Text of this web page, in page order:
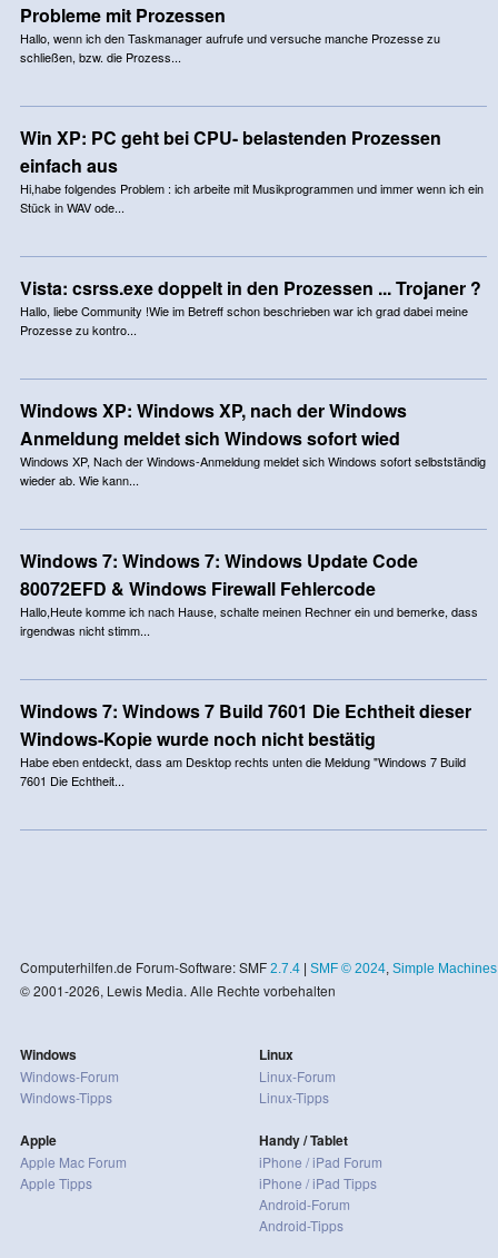
Probleme mit Prozessen
Hallo, wenn ich den Taskmanager aufrufe und versuche manche Prozesse zu
schließen, bzw. die Prozess...
Win XP: PC geht bei CPU- belastenden Prozessen
einfach aus
Hi,habe folgendes Problem : ich arbeite mit Musikprogrammen und immer wenn ich ein
Stück in WAV ode...
Vista: csrss.exe doppelt in den Prozessen ... Trojaner ?
Hallo, liebe Community !Wie im Betreff schon beschrieben war ich grad dabei meine
Prozesse zu kontro...
Windows XP: Windows XP, nach der Windows
Anmeldung meldet sich Windows sofort wied
Windows XP, Nach der Windows-Anmeldung meldet sich Windows sofort selbstständig
wieder ab. Wie kann...
Windows 7: Windows 7: Windows Update Code
80072EFD & Windows Firewall Fehlercode
Hallo,Heute komme ich nach Hause, schalte meinen Rechner ein und bemerke, dass
irgendwas nicht stimm...
Windows 7: Windows 7 Build 7601 Die Echtheit dieser
Windows-Kopie wurde noch nicht bestätig
Habe eben entdeckt, dass am Desktop rechts unten die Meldung "Windows 7 Build
7601 Die Echtheit...
Computerhilfen.de Forum-Software: SMF 2.7.4| SMF © 2024, Simple Machines
© 2001-2026, Lewis Media. Alle Rechte vorbehalten
Windows
Windows-Forum
Windows-Tipps
Apple
Apple Mac Forum
Apple Tipps
Linux
Linux-Forum
Linux-Tipps
Handy / Tablet
iPhone / iPad Forum
iPhone / iPad Tipps
Android-Forum
Android-Tipps